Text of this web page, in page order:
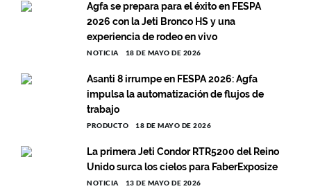
Agfa se prepara para el éxito en FESPA
2026 con la Jeti Bronco HS y una
experiencia de rodeo en vivo
NOTICIA 18 DE MAYO DE 2026
Asanti 8 irrumpe en FESPA 2026: Agfa
impulsa la automatización de flujos de
trabajo
PRODUCTO 18 DE MAYO DE 2026
La primera Jeti Condor RTR5200 del Reino
Unido surca los cielos para FaberExposize
NOTICIA 13 DE MAYO DE 2026